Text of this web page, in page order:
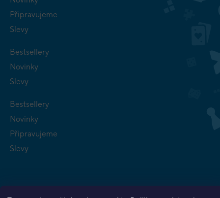
Připravujeme
Slevy
Bestsellery
Novinky
Slevy
Bestsellery
Novinky
Připravujeme
Slevy